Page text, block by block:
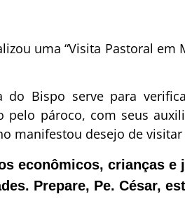
uma “Visita Pastoral em
Bispo serve para
pároco, com seus
manifestou desejo de
econômicos, crianças e
Prepare, Pe. César,